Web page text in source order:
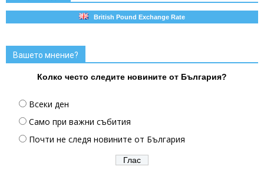
British Pound Exchange Rate
Вашето мнение?
Колко често следите новините от България?
Всеки ден
Само при важни събития
Почти не следя новините от България